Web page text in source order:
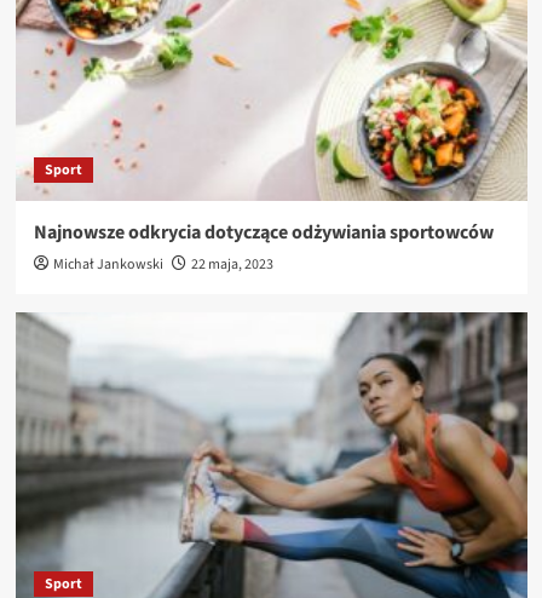
Sport
Najnowsze odkrycia dotyczące odżywiania sportowców
Michał Jankowski 22 maja, 2023
Sport